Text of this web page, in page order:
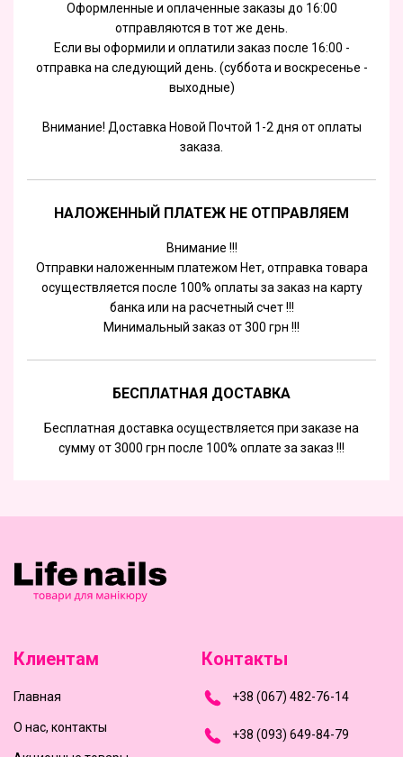
Оформленные и оплаченные заказы до 16:00
отправляются в тот же день.
Если вы оформили и оплатили заказ после 16:00 -
отправка на следующий день. (суббота и воскресенье -
выходные)
Внимание! Доставка Новой Почтой 1-2 дня от оплаты
заказа.
НАЛОЖЕННЫЙ ПЛАТЕЖ НЕ ОТПРАВЛЯЕМ
Внимание !!!
Отправки наложенным платежом Нет, отправка товара
осуществляется после 100% оплаты за заказ на карту
банка или на расчетный счет !!!
Минимальный заказ от 300 грн !!!
БЕСПЛАТНАЯ ДОСТАВКА
Бесплатная доставка осуществляется при заказе на
сумму от 3000 грн после 100% оплате за заказ !!!
Клиентам
Главная
О нас, контакты
Контакты
+38 (067) 482-76-14
+38 (093) 649-84-79